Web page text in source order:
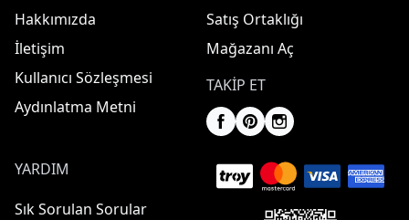
Hakkımızda
İletişim
Kullanıcı Sözleşmesi
Aydınlatma Metni
Satış Ortaklığı
Mağazanı Aç
TAKIP ET
YARDIM
Sık Sorulan Sorular